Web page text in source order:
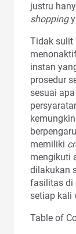
justru
shopping
Tidak sulit
instan
prosedur
sesuai
memiliki
mengikuti
dilakukan
fasilitas di
setiap kali
Table of